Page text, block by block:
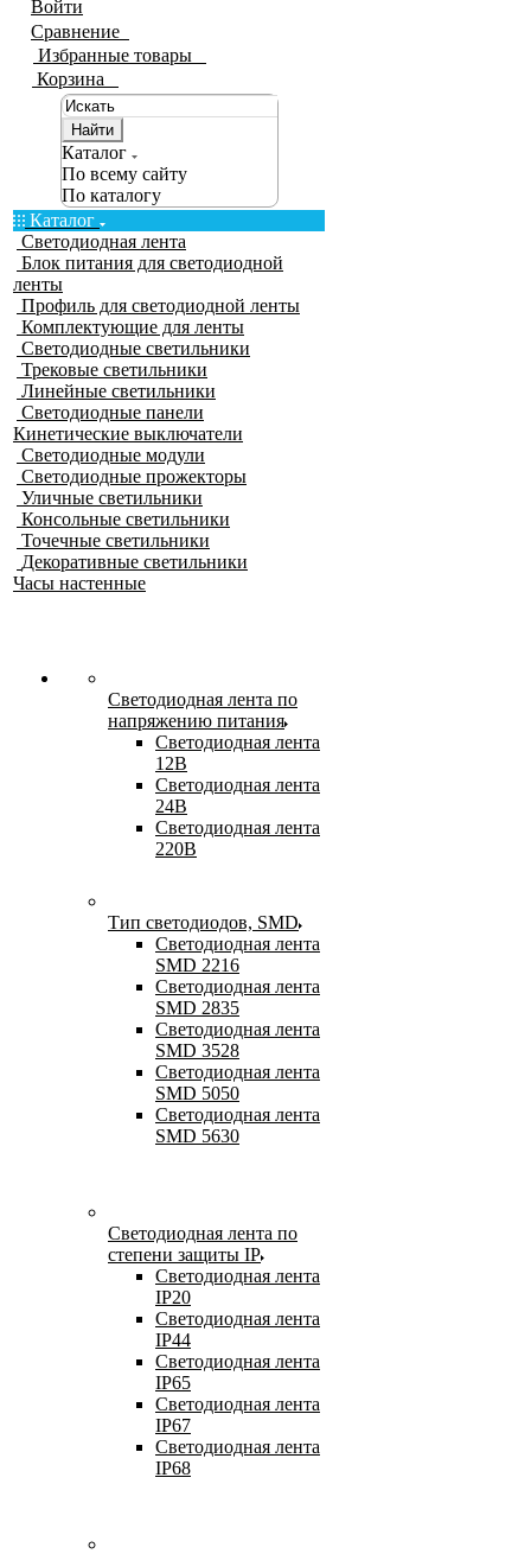
Войти
Сравнение
Избранные товары
Корзина
Найти
Каталог
По всему сайту
По каталогу
Каталог
Светодиодная лента
Блок питания для светодиодной
ленты
Профиль для светодиодной ленты
Комплектующие для ленты
Светодиодные светильники
Трековые светильники
Линейные светильники
Светодиодные панели
Кинетические выключатели
Светодиодные модули
Светодиодные прожекторы
Уличные светильники
Консольные светильники
Точечные светильники
Декоративные светильники
Часы настенные
Светодиодная лента по
напряжению питания
Светодиодная лента
12В
Светодиодная лента
24В
Светодиодная лента
220В
Тип светодиодов, SMD
Cветодиодная лента
SMD 2216
Светодиодная лента
SMD 2835
Светодиодная лента
SMD 3528
Светодиодная лента
SMD 5050
Светодиодная лента
SMD 5630
Светодиодная лента по
степени защиты IP
Светодиодная лента
IP20
Светодиодная лента
IP44
Светодиодная лента
IP65
Светодиодная лента
IP67
Светодиодная лента
IP68